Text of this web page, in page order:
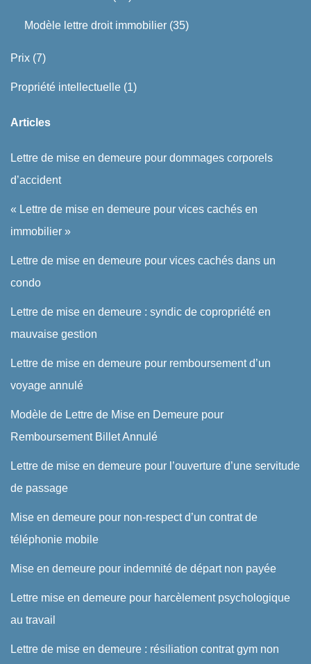
Modèle lettre droit immobilier (35)
Prix (7)
Propriété intellectuelle (1)
Articles
Lettre de mise en demeure pour dommages corporels
d’accident
« Lettre de mise en demeure pour vices cachés en
immobilier »
Lettre de mise en demeure pour vices cachés dans un
condo
Lettre de mise en demeure : syndic de copropriété en
mauvaise gestion
Lettre de mise en demeure pour remboursement d’un
voyage annulé
Modèle de Lettre de Mise en Demeure pour
Remboursement Billet Annulé
Lettre de mise en demeure pour l’ouverture d’une servitude
de passage
Mise en demeure pour non-respect d’un contrat de
téléphonie mobile
Mise en demeure pour indemnité de départ non payée
Lettre mise en demeure pour harcèlement psychologique
au travail
Lettre de mise en demeure : résiliation contrat gym non